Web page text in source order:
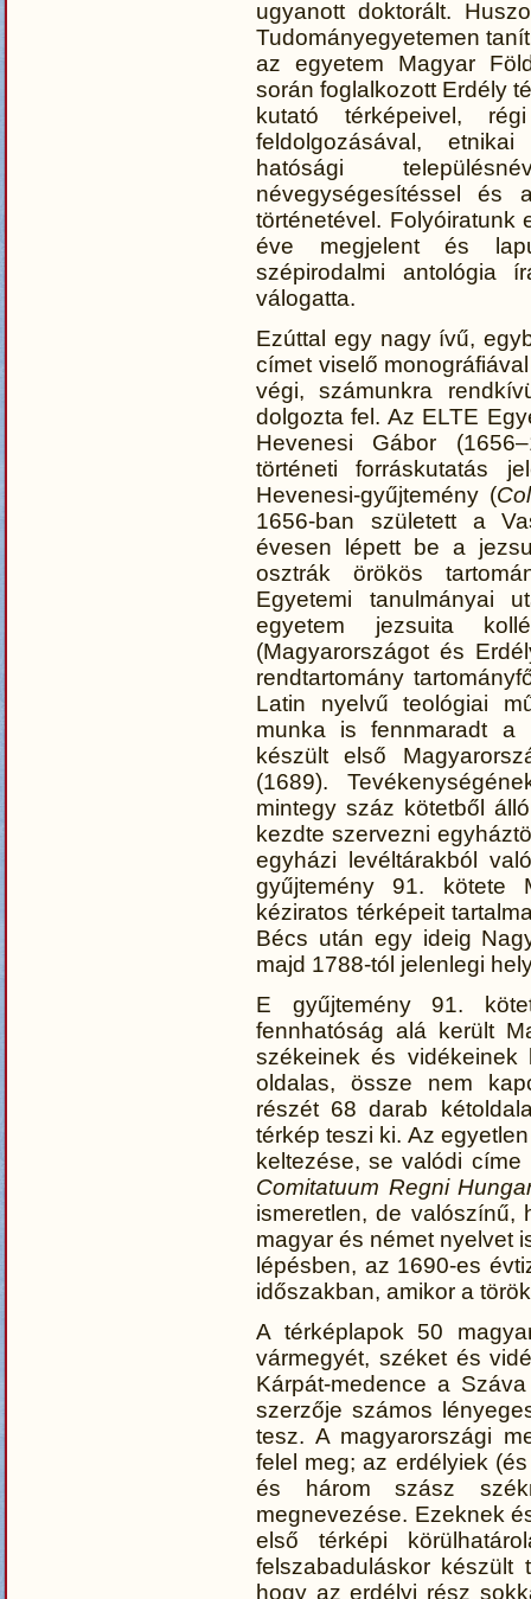
ugyanott doktorált.
Tudományegyetemen
az egyetem Magyar
során foglalkozott Erdély
kutató térképeivel,
feldolgozásával,
hatósági
névegységesítéssel és
történetével. Folyóiratunk
éve megjelent és
szépirodalmi antológia
válogatta.
Ezúttal egy nagy ívű,
címet viselő
végi, számunkra
dolgozta fel. Az ELTE
Hevenesi Gábor
történeti forráskutatás
Hevenesi-gyűjtemény (
1656-ban született a
évesen lépett be a
osztrák örökös
Egyetemi tanulmányai
egyetem jezsuita
(Magyarországot és
rendtartomány
Latin nyelvű teológiai
munka is fennmaradt a
készült első
(1689).
mintegy száz kötetből
kezdte szervezni
egyházi levéltárakból
gyűjtemény 91. kötete
kéziratos térképeit
Bécs után egy ideig
majd 1788-tól jelenlegi
E gyűjtemény 91.
fennhatóság alá került
székeinek és vidékeinek
oldalas, össze nem
részét 68 darab
térkép teszi ki. Az
keltezése, se valódi
Comitatuum Regni
ismeretlen, de valószínű,
magyar és német nyelvet
lépésben, az 1690-es
időszakban, amikor a
A térképlapok 50
vármegyét, széket és
Kárpát-medence a
szerzője számos
tesz. A magyarországi
felel meg; az erdélyiek
és három szász
megnevezése. Ezeknek
első térképi
felszabaduláskor készült
hogy az erdélyi rész